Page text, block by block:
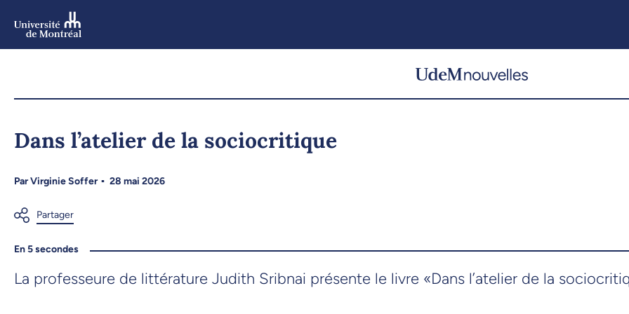
Dans l’atelier de la sociocritique
ParVirginie Soffer 28 mai 2026
En 5 secondes
La professeure de littérature Judith Sribnai présente le livre «Dans l’atelier de la